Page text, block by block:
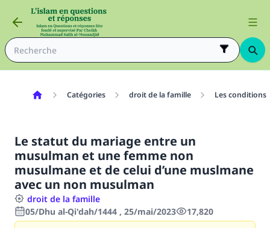
Catégories droit de la famille Les conditions
Le statut du mariage entre un
musulman et une femme non
musulmane et de celui d’une muslmane
avec un non musulman
droit de la famille
05/Dhu al-Qi'dah/1444 , 25/mai/2023
17,820